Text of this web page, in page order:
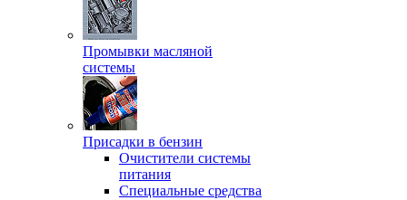
Промывки масляной
системы
Присадки в бензин
Очистители системы
питания
Специальные срeдства